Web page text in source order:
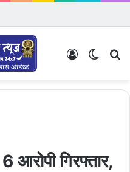
Log In
गिरफ्तार,